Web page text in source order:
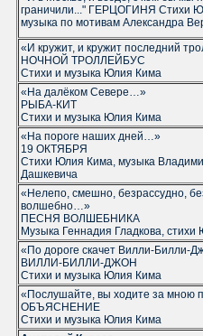
граничили..." ГЕРЦОГИНЯ Стихи
музыка по мотивам Александра
«И кружит, и кружит последний
НОЧНОЙ ТРОЛЛЕЙБУС
Стихи и музыка Юлия Кима
«На далёком Севере…»
РЫБА-КИТ
Стихи и музыка Юлия Кима
«На пороге наших дней…»
19 ОКТЯБРЯ
Стихи Юлия Кима, музыка
Дашкевича
«Нелепо, смешно, безрассудно,
волшебно…»
ПЕСНЯ ВОЛШЕБНИКА
Музыка Геннадия Гладкова,
«По дороге скачет Вилли-Билли-
ВИЛЛИ-БИЛЛИ-ДЖОН
Стихи и музыка Юлия Кима
«Послушайте, вы ходите за мною
ОБЪЯСНЕНИЕ
Стихи и музыка Юлия Кима